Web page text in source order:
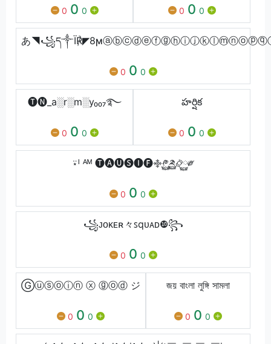
0 0 0 0 0 0
あ
0 0 0
🅣🅝_a░r░m░y₀₀₇࿐
0 0 0
హర్షిక
0 0 0
⍣ᴵ ᴬᴹ 🅣🅐🅤🅢🅘🅕࿇༲࿆༫࿆࿂࿆༗
0 0 0
꧁ᴊᴏᴋᴇʀ々ꜱqᴜᴀᴅ❿꧂
0 0 0
Ⓖⓤⓢⓞⓘⓝ ⓧ ⓖⓞⓓ ジ
0 0 0
জয় বাংলা লুঙ্গি সামলা
0 0 0